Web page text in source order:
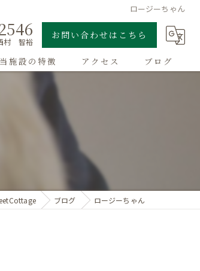
ロージーちゃん
村 智裕
お問い合わせはこちら
当施設の特徴
ゴールデンレトリーバー
ッグラン
アクセス ブログ
ブログ ロージーちゃん